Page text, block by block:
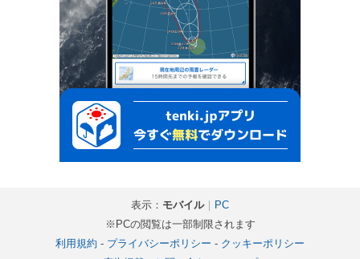
表示： モバイル｜ PC
※PCの閲覧は一部制限されます
利用規約 - プライバシーポリシー - クッキーポリシー